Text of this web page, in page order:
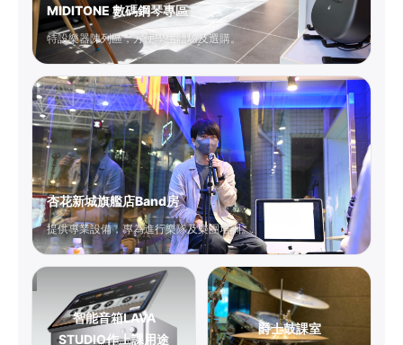
MIDITONE 數碼鋼琴專區
特設樂器陳列區，方便學生體驗及選購。
杏花新城旗艦店Band房
提供專業設備，專為進行樂隊及樂團培訓。
智能音箱LAVA
STUDIO作上課用途
爵士鼓課室